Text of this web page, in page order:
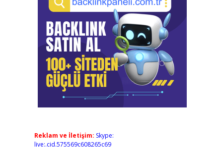
Reklam ve İletişim: Skype:
live:.cid.575569c608265c69